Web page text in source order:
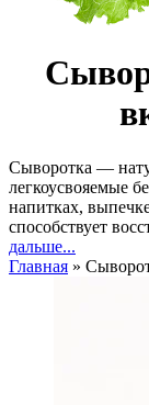
Сыворотка —
легкоусвояемые
напитках,
способствует
дальше...
Главная »